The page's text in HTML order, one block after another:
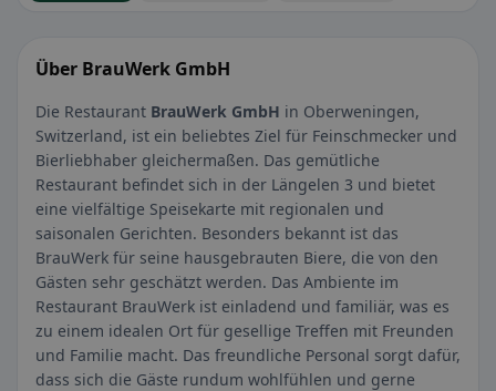
Über BrauWerk GmbH
Die Restaurant BrauWerk GmbH in Oberweningen,
Switzerland, ist ein beliebtes Ziel für Feinschmecker und
Bierliebhaber gleichermaßen. Das gemütliche
Restaurant befindet sich in der Längelen 3 und bietet
eine vielfältige Speisekarte mit regionalen und
saisonalen Gerichten. Besonders bekannt ist das
BrauWerk für seine hausgebrauten Biere, die von den
Gästen sehr geschätzt werden. Das Ambiente im
Restaurant BrauWerk ist einladend und familiär, was es
zu einem idealen Ort für gesellige Treffen mit Freunden
und Familie macht. Das freundliche Personal sorgt dafür,
dass sich die Gäste rundum wohlfühlen und gerne